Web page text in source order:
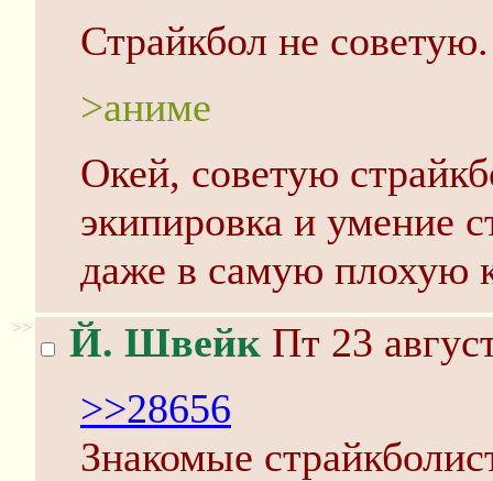
Страйкбол не
>аниме
Окей, советую
экипировка и умение
даже в самую плохую
>> Й. Швейк Пт 23
>>28656
Знакомые